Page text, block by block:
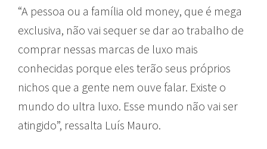
“A pessoa ou a família old money, que é mega
exclusiva, não vai sequer se dar ao trabalho de
comprar nessas marcas de luxo mais
conhecidas porque eles terão seus próprios
nichos que a gente nem ouve falar. Existe o
mundo do ultra luxo. Esse mundo não vai ser
atingido”, ressalta Luís Mauro.